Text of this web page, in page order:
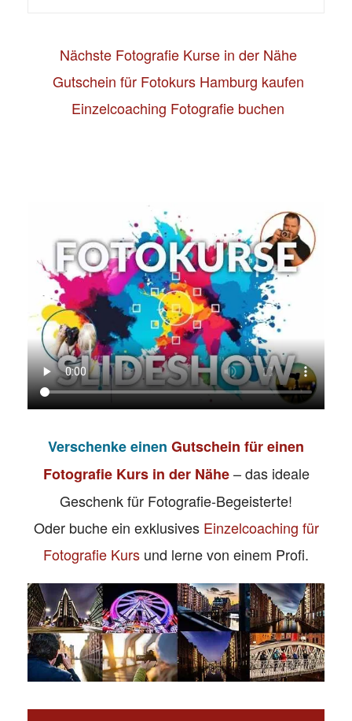
Nächste Fotografie Kurse in der Nähe
Gutschein für Fotokurs Hamburg kaufen
Einzelcoaching Fotografie buchen
Verschenke einen Gutschein für einen
Fotografie Kurs in der Nähe– das ideale
Geschenk für Fotografie-Begeisterte!
Oder buche ein exklusives Einzelcoaching für
Fotografie Kurs und lerne von einem Profi.